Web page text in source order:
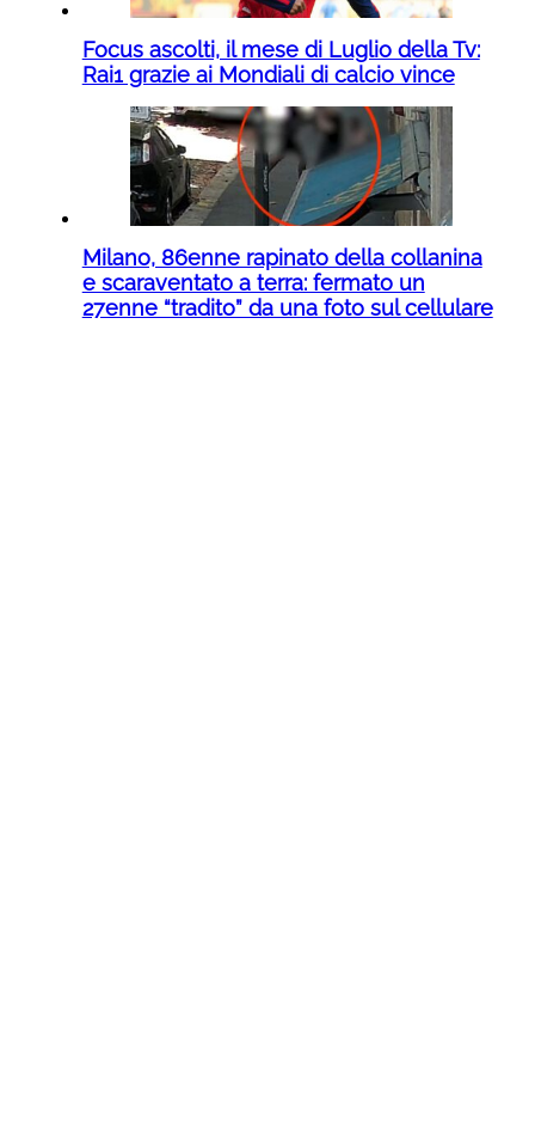
Focus ascolti, il mese di Luglio della Tv:
Rai1 grazie ai Mondiali di calcio vince
Milano, 86enne rapinato della collanina
e scaraventato a terra: fermato un
27enne “tradito” da una foto sul cellulare